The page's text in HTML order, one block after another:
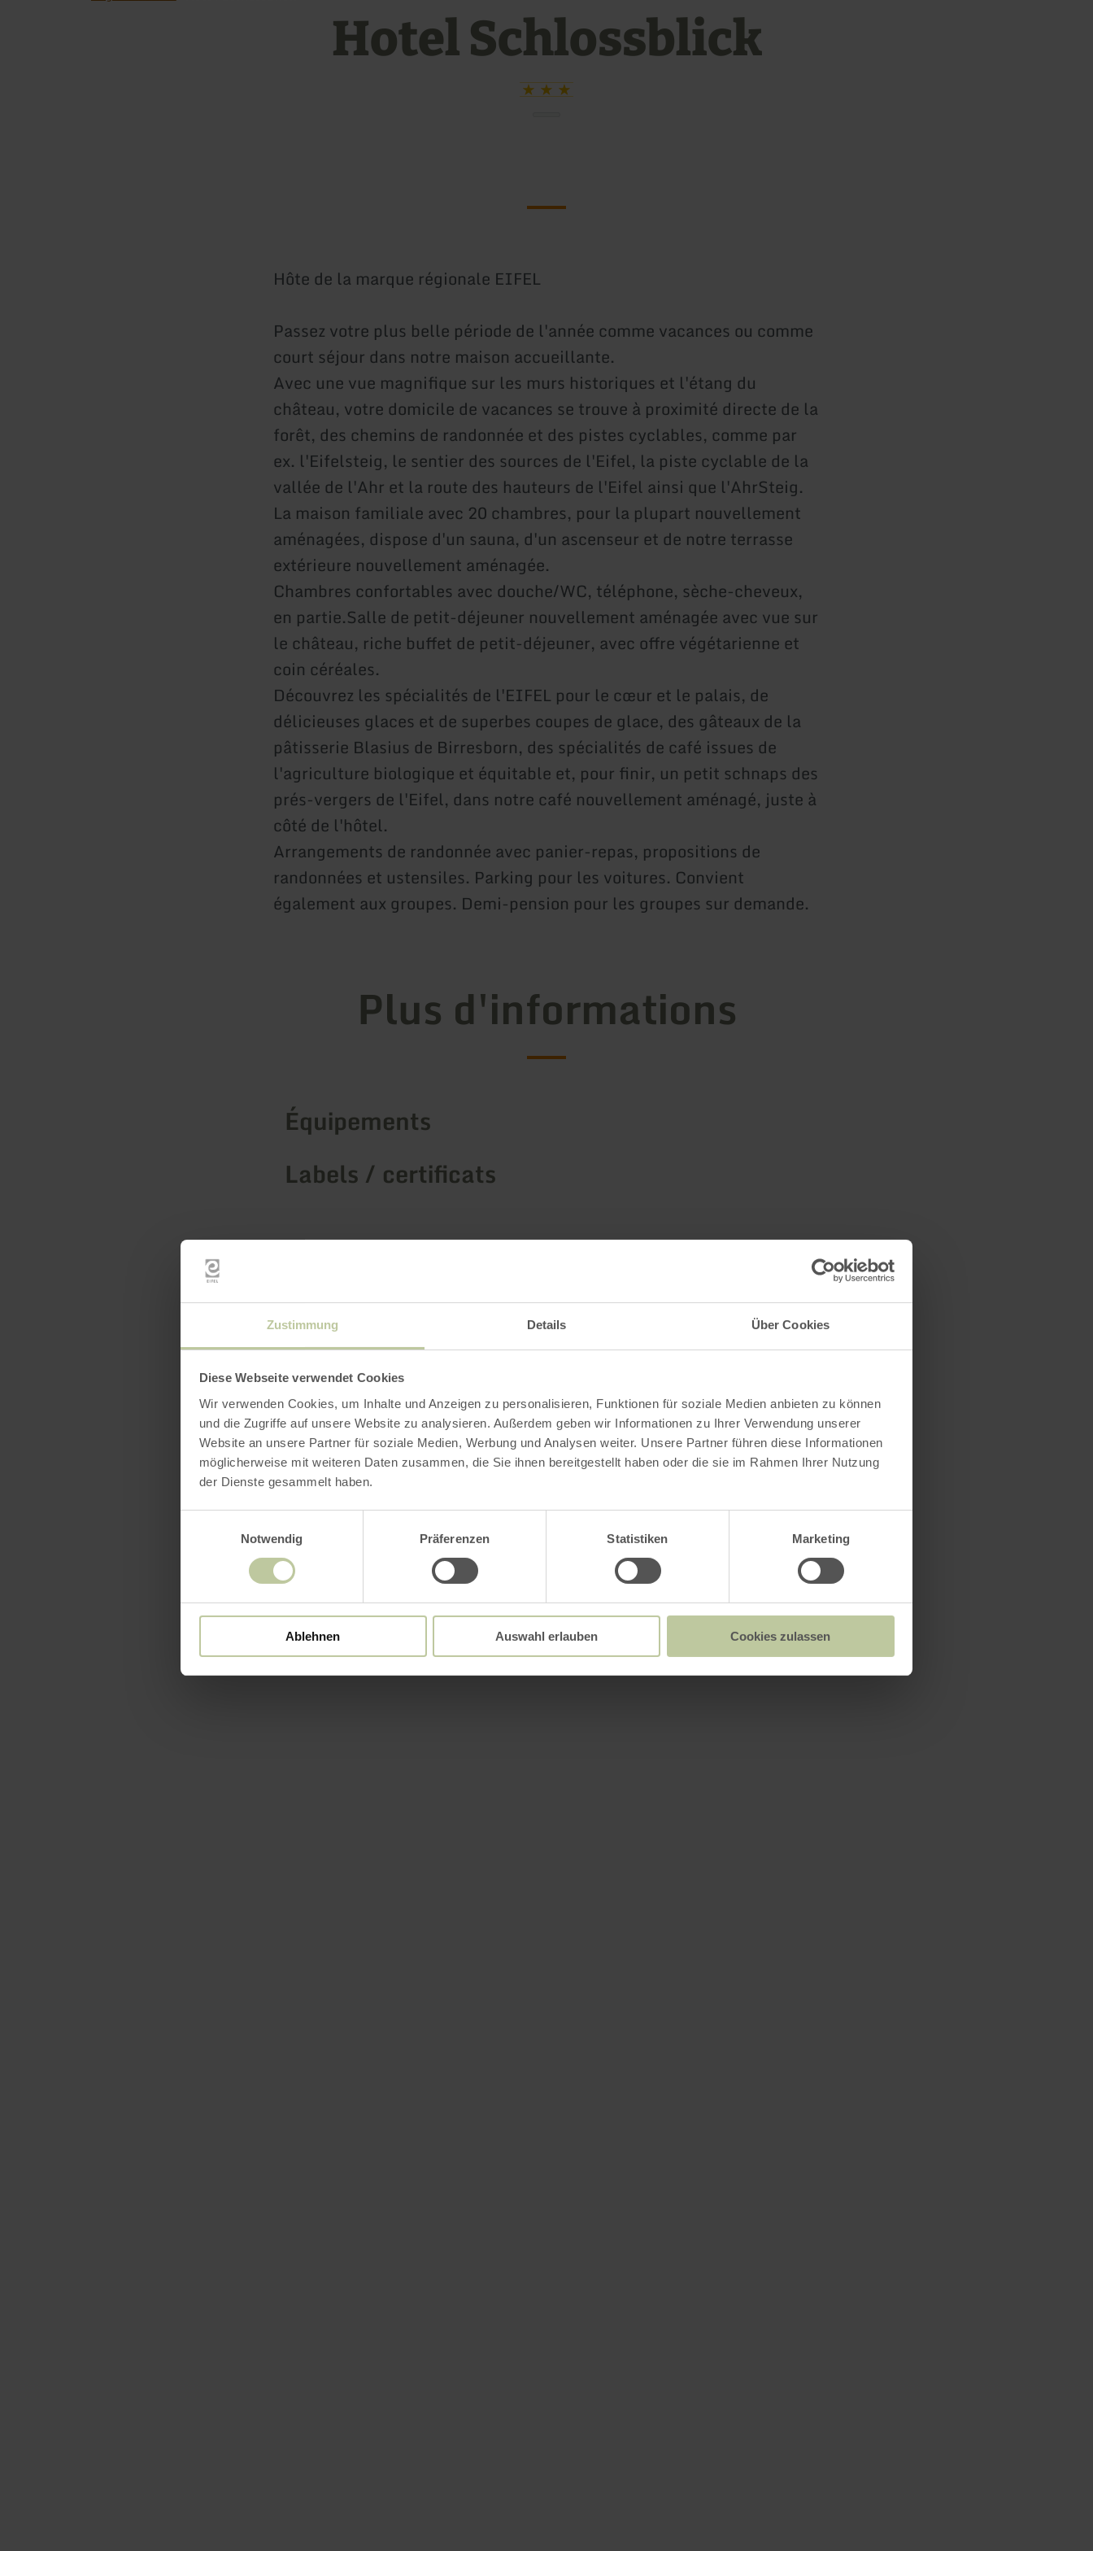
Zustimmung Details Über Cookies
Diese Webseite verwendet Cookies
Wir verwenden Cookies, um Inhalte und Anzeigen zu personalisieren, Funktionen für soziale Medien anbieten zu können
und die Zugriffe auf unsere Website zu analysieren. Außerdem geben wir Informationen zu Ihrer Verwendung unserer
Website an unsere Partner für soziale Medien, Werbung und Analysen weiter. Unsere Partner führen diese Informationen
möglicherweise mit weiteren Daten zusammen, die Sie ihnen bereitgestellt haben oder die sie im Rahmen Ihrer Nutzung
der Dienste gesammelt haben.
Notwendig
Präferenzen Statistiken Marketing
Ablehnen Auswahl erlauben Cookies zulassen
Hotel Schlossblick
Hôte de la marque régionale EIFEL
Passez votre plus belle période de l'année comme vacances ou comme
court séjour dans notre maison accueillante.
Avec une vue magnifique sur les murs historiques et l'étang du
château, votre domicile de vacances se trouve à proximité directe de la
forêt, des chemins de randonnée et des pistes cyclables, comme par
ex. l'Eifelsteig, le sentier des sources de l'Eifel, la piste cyclable de la
vallée de l'Ahr et la route des hauteurs de l'Eifel ainsi que l'AhrSteig.
La maison familiale avec 20 chambres, pour la plupart nouvellement
aménagées, dispose d'un sauna, d'un ascenseur et de notre terrasse
extérieure nouvellement aménagée.
Chambres confortables avec douche/WC, téléphone, sèche-cheveux,
en partie.Salle de petit-déjeuner nouvellement aménagée avec vue sur
le château, riche buffet de petit-déjeuner, avec offre végétarienne et
coin céréales.
Découvrez les spécialités de l'EIFEL pour le cœur et le palais, de
délicieuses glaces et de superbes coupes de glace, des gâteaux de la
pâtisserie Blasius de Birresborn, des spécialités de café issues de
l'agriculture biologique et équitable et, pour finir, un petit schnaps des
prés-vergers de l'Eifel, dans notre café nouvellement aménagé, juste à
côté de l'hôtel.
Arrangements de randonnée avec panier-repas, propositions de
randonnées et ustensiles. Parking pour les voitures. Convient
également aux groupes. Demi-pension pour les groupes sur demande.
Plus d'informations
Équipements
Labels / certificats